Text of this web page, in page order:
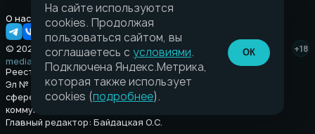
О нас Правовая информация
© 2026 Taverna.gg
+18
media@taverna.gg
Реестровая запись:
Эл № ФС77-89710 выдано Федеральной службой по надзору в
сфере связи, информационных технологий и массовых
коммуникаций (Роскомнадзор) от 08 июля 2025.
Главный редактор: Байдацкая О.С.
На сайте используются
cookies. Продолжая
пользоваться сайтом, вы
соглашаетесь с условиями.
Подключена Яндекс.Метрика,
которая также использует
cookies (подробнее).
ОК